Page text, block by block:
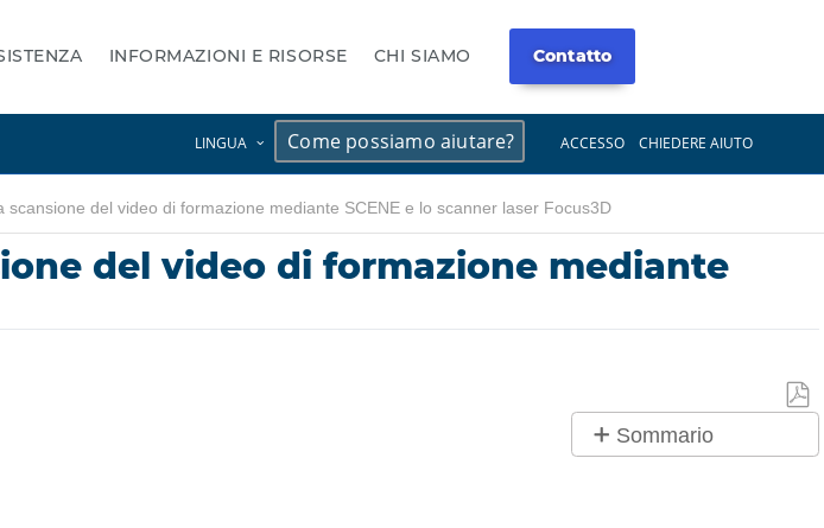
INFORMAZIONI E RISORSE CHI SIAMO Contatto
LINGUA ACCESSO CHIEDERE AIUTO
scansione del video di formazione mediante SCENE e lo scanner laser Focus3D
del video di formazione mediante
Sommario